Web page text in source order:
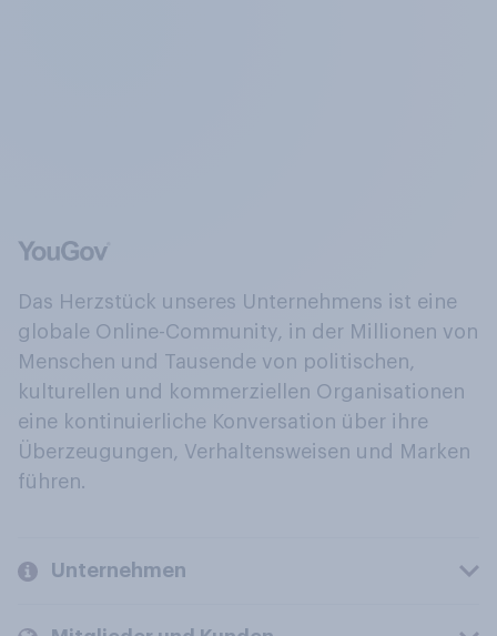
Das Herzstück unseres Unternehmens ist eine
globale Online-Community, in der Millionen von
Menschen und Tausende von politischen,
kulturellen und kommerziellen Organisationen
eine kontinuierliche Konversation über ihre
Überzeugungen, Verhaltensweisen und Marken
führen.
Unternehmen